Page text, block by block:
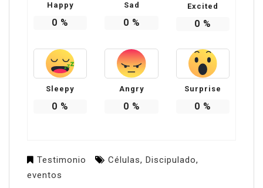
Happy
0 %
Sad
0 %
Excited
0 %
Sleepy
0 %
Angry
0 %
Surprise
0 %
Testimonio Células, Discipulado,
eventos